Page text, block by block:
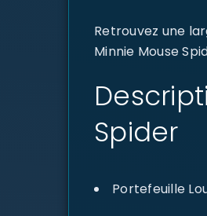
Retrouvez une
Minnie Mouse
Spider
Portefeuille